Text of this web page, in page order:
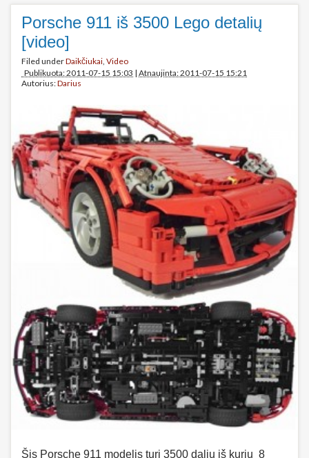
Porsche 911 iš 3500 Lego detalių
[video]
Filed underDaikčiukai, Video
Publikuota: 2011-07-15 15:03 | Atnaujinta: 2011-07-15 15:21
Autorius:Darius
Šis Porsche 911 modelis turi 3500 dalių iš kurių 8